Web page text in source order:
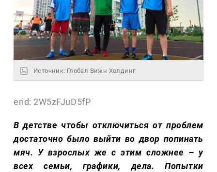
Источник: Глобал Вижн Холдинг
erid: 2W5zFJuD5fP
В детстве чтобы отключиться от проблем
достаточно было выйти во двор попинать
мяч. У взрослых же с этим сложнее – у
всех семьи, графики, дела. Попытки